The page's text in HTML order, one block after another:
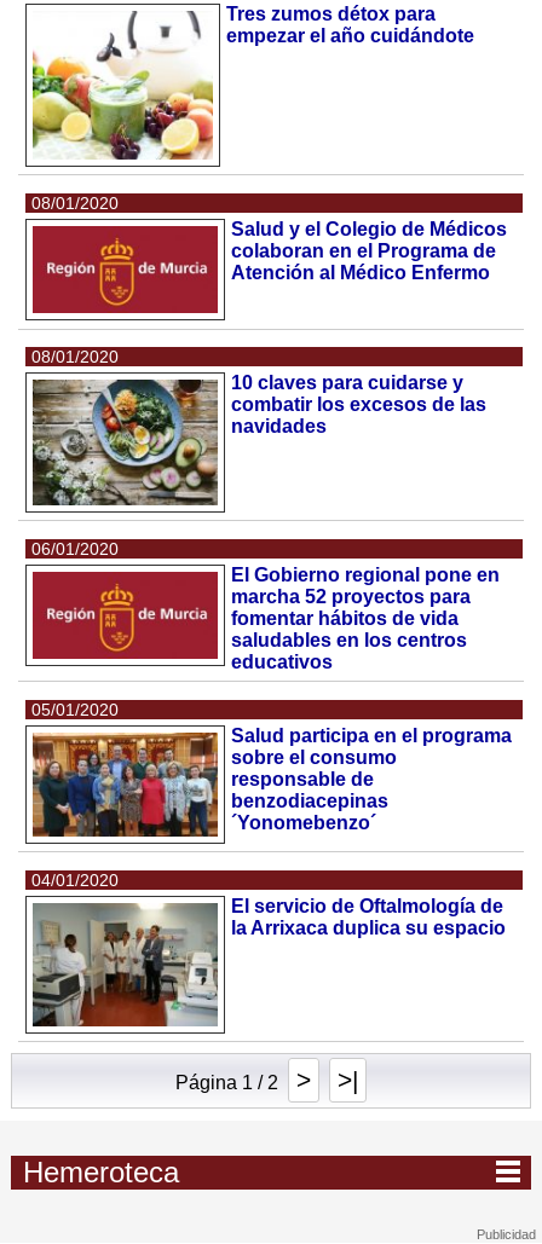
Tres zumos détox para
empezar el año cuidándote
08/01/2020
Salud y el Colegio de Médicos
colaboran en el Programa de
Atención al Médico Enfermo
08/01/2020
10 claves para cuidarse y
combatir los excesos de las
navidades
06/01/2020
El Gobierno regional pone en
marcha 52 proyectos para
fomentar hábitos de vida
saludables en los centros
educativos
05/01/2020
Salud participa en el programa
sobre el consumo
responsable de
benzodiacepinas
´Yonomebenzo´
04/01/2020
El servicio de Oftalmología de
la Arrixaca duplica su espacio
Página 1 / 2 > >|
Hemeroteca